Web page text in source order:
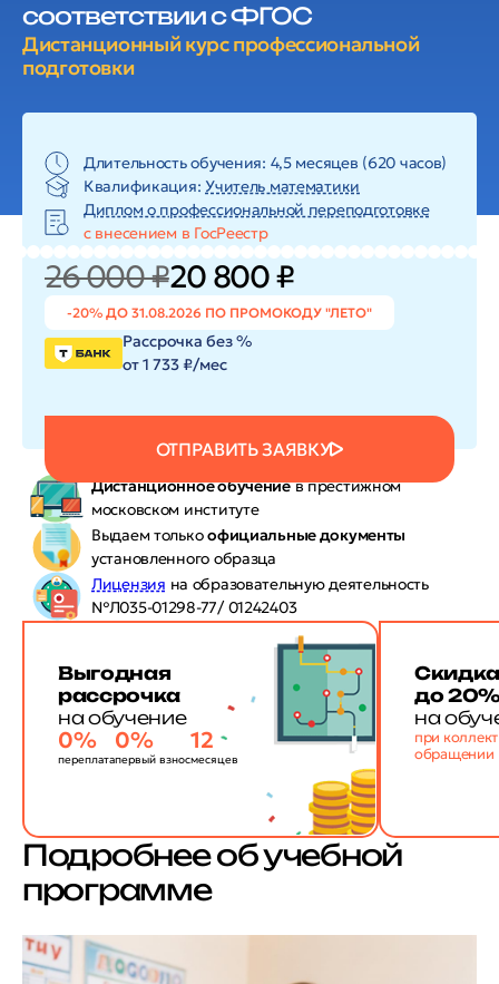
соответствии с ФГОС
Дистанционный курс профессиональной
подготовки
Длительность обучения: 4,5 месяцев (620 часов)
Квалификация: Учитель математики
Диплом о профессиональной переподготовке
с внесением в ГосРеестр
26 000 ₽20 800 ₽
-20% ДО 31.08.2026 ПО ПРОМОКОДУ "ЛЕТО"
ОТПРАВИТЬ ЗАЯВКУ
Рассрочка без %
от 1 733 ₽/мес
Дистанционное обучениев престижном
московском институте
Выдаем толькоофициальные документы
установленного образца
Лицензия на образовательную деятельность
№Л035-01298-77/ 01242403
Выгодная
рассрочка
на обучение
0%
переплата
0%
первый взнос
12
месяцев
до
на
при
обращении
Подробнее об учебной
программе